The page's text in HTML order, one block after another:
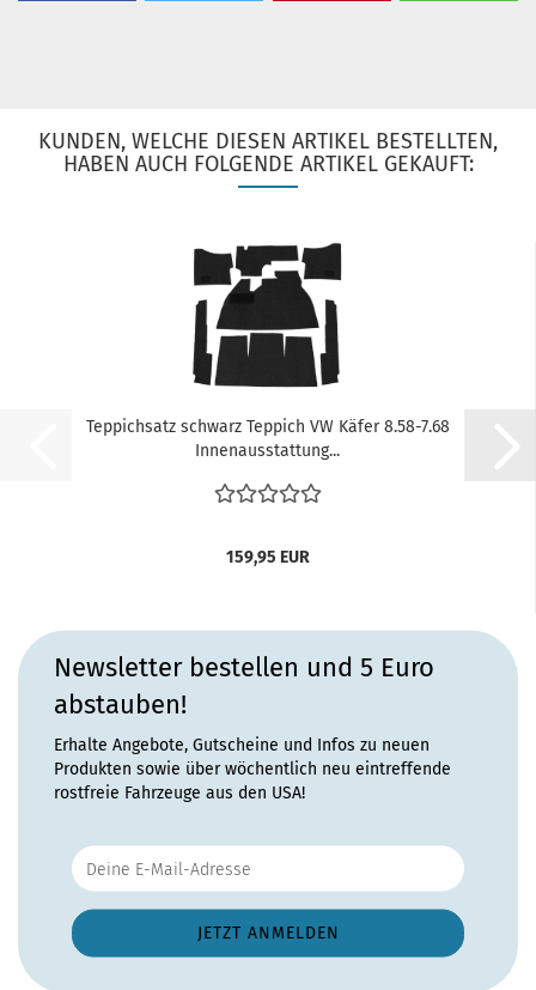
KUNDEN, WELCHE DIESEN ARTIKEL BESTELLTEN,
HABEN AUCH FOLGENDE ARTIKEL GEKAUFT:
Teppichsatz schwarz Teppich VW Käfer 8.58-7.68
Innenausstattung...
159,95 EUR
Newsletter bestellen und 5 Euro
abstauben!
Erhalte Angebote, Gutscheine und Infos zu neuen
Produkten sowie über wöchentlich neu eintreffende
rostfreie Fahrzeuge aus den USA!